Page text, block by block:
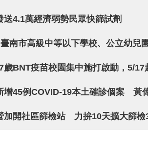
送4.1萬經濟弱勢民眾快篩試劑
南市高級中等以下學校、公立幼兒
歲BNT疫苗校園集中施打啟動，5/17
增45例COVID-19本土確診個案 黃
加開社區篩檢站 力拚10天擴大篩檢